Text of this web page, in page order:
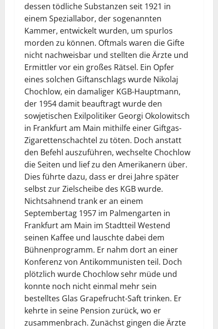
dessen tödliche Substanzen seit 1921 in
einem Speziallabor, der sogenannten
Kammer, entwickelt wurden, um spurlos
morden zu können. Oftmals waren die Gifte
nicht nachweisbar und stellten die Ärzte und
Ermittler vor ein großes Rätsel. Ein Opfer
eines solchen Giftanschlags wurde Nikolaj
Chochlow, ein damaliger KGB-Hauptmann,
der 1954 damit beauftragt wurde den
sowjetischen Exilpolitiker Georgi Okolowitsch
in Frankfurt am Main mithilfe einer Giftgas-
Zigarettenschachtel zu töten. Doch anstatt
den Befehl auszuführen, wechselte Chochlow
die Seiten und lief zu den Amerikanern über.
Dies führte dazu, dass er drei Jahre später
selbst zur Zielscheibe des KGB wurde.
Nichtsahnend trank er an einem
Septembertag 1957 im Palmengarten in
Frankfurt am Main im Stadtteil Westend
seinen Kaffee und lauschte dabei dem
Bühnenprogramm. Er nahm dort an einer
Konferenz von Antikommunisten teil. Doch
plötzlich wurde Chochlow sehr müde und
konnte noch nicht einmal mehr sein
bestelltes Glas Grapefrucht-Saft trinken. Er
kehrte in seine Pension zurück, wo er
zusammenbrach. Zunächst gingen die Ärzte